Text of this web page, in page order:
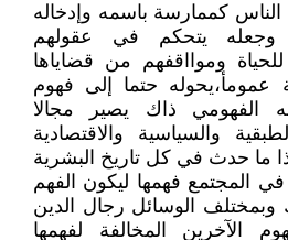
الناس كممارسة باسمه وإدخاله
وجعله يتحكم في عقولهم
وموااقفهم من قضاياها
حتما إلى فهوم
الفهومي ذاك يصير مجالا
والسياسية والاقتصادية
ما حدث في كل تاريخ البشرية
المجتمع فهمها ليكون الفهم
الوسائل رجال الدين
الآخرين المخالفة لفهمها